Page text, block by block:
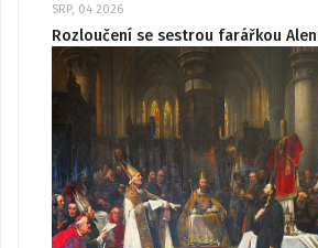
SRP, 04 2026
Rozloučení se sestrou farářkou